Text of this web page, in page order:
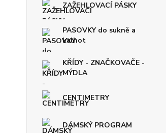
ZAŽEHLOVACÍ PÁSKY
PASOVKY do sukně a
kalhot
KŘÍDY - ZNAČKOVAČE -
MÝDLA
CENTIMETRY
DÁMSKÝ PROGRAM